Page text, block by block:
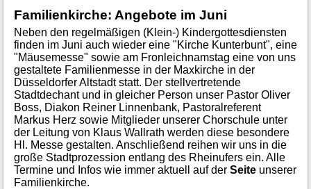
Familienkirche: Angebote im Juni
Neben den regelmäßigen (Klein-) Kindergottesdiensten
finden im Juni auch wieder eine "Kirche Kunterbunt", eine
"Mäusemesse" sowie am Fronleichnamstag eine von uns
gestaltete Familienmesse in der Maxkirche in der
Düsseldorfer Altstadt statt. Der stellvertretende
Stadtdechant und in gleicher Person unser Pastor Oliver
Boss, Diakon Reiner Linnenbank, Pastoralreferent
Markus Herz sowie Mitglieder unserer Chorschule unter
der Leitung von Klaus Wallrath werden diese besondere
Hl. Messe gestalten. Anschließend reihen wir uns in die
große Stadtprozession entlang des Rheinufers ein. Alle
Termine und Infos wie immer aktuell auf der Seiteunserer
Familienkirche.